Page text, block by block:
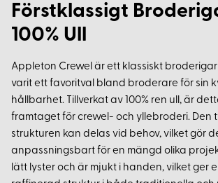
Förstklassigt
100% Ull
Appleton Crewel är ett klassiskt
varit ett favoritval bland broderare för sin
hållbarhet. Tillverkat av 100% ren ull, är
framtaget för crewel- och yllebroderi. Den
strukturen kan delas vid behov, vilket gör
anpassningsbart för en mängd olika
lätt lyster och är mjukt i handen, vilket ger